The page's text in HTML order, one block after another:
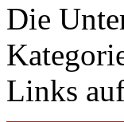
Die
Links